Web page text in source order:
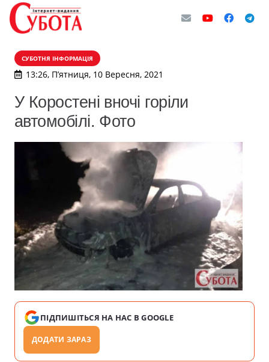
СУБОТНЯ ІНФОРМАЦІЯ
13:26, П’ятниця, 10 Вересня, 2021
У Коростені вночі горіли
автомобілі. Фото
ПІДПИШІТЬСЯ НА НАС В GOOGLE
ДОДАТИ ЗАРАЗ